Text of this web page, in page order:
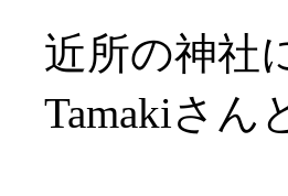
近所の神社
Tamakiさん